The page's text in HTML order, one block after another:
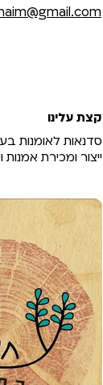
קצת עלינו
סדנאות לאומנות
ייצור ומכירת